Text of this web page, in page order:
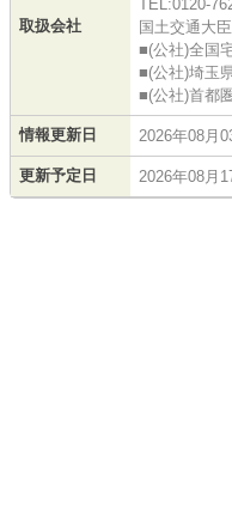
取扱会社
TEL:0120-
国土交通大
■(公社)全国
■(公社)埼玉
■(公社)首都
情報更新日 2026年08月
更新予定日 2026年08月